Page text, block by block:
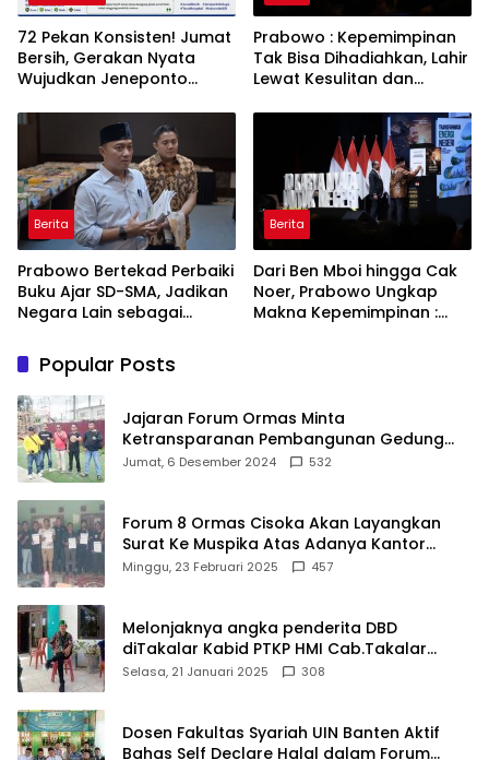
72 Pekan Konsisten! Jumat
Bersih, Gerakan Nyata
Wujudkan Jeneponto
ASRI
Prabowo : Kepemimpinan
Tak Bisa Dihadiahkan, Lahir
Lewat Kesulitan dan
Berita
Prabowo Bertekad Perbaiki
Buku Ajar SD-SMA, Jadikan
Negara Lain sebagai
Berita
Dari Ben Mboi hingga Cak
Noer, Prabowo Ungkap
Makna Kepemimpinan :
Popular Posts
Jajaran Forum Ormas Minta
Ketransparanan Pembangunan Gedung
Damkar Di Kecamatan Cisoka
Jumat, 6 Desember 2024 532
Forum 8 Ormas Cisoka Akan Layangkan
Surat Ke Muspika Atas Adanya Kantor
Matel di Cisoka
Minggu, 23 Februari 2025 457
Melonjaknya angka penderita DBD
diTakalar Kabid PTKP HMI Cab.Takalar
angkat bicara
Selasa, 21 Januari 2025 308
Dosen Fakultas Syariah UIN Banten Aktif
Bahas Self Declare Halal dalam Forum